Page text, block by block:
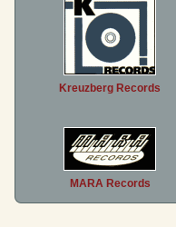
Kreuzberg Records
MARA Records